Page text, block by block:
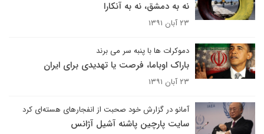
نه به دمشق،‌ نه به آنکارا
۲۳ آبان ۱۳۹۱
دموکرات ها با پنبه سر می برند
باراک اوباما، فرصت یا تهدیدی برای ایران
۲۳ آبان ۱۳۹۱
آمانو در گزارش خود صحبت از انفجارهای هسته‌ای کرد
سایت پارچین پاشنه آشیل آژانس